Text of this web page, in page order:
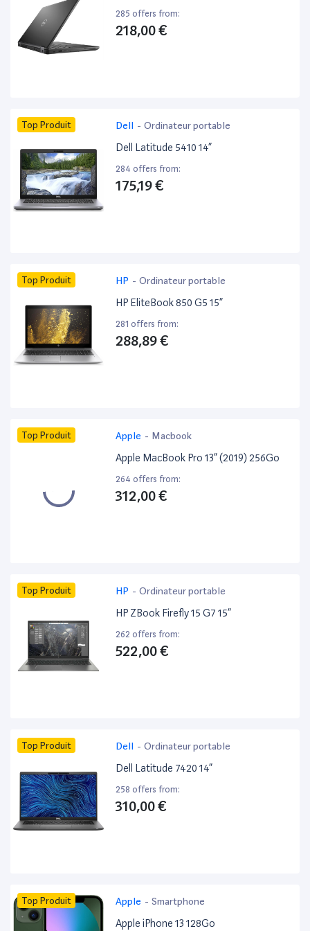
285 offers from:
218,00 €
Top Produit Dell - Ordinateur portable
Dell Latitude 5410 14”
284 offers from:
175,19 €
Top Produit HP - Ordinateur portable
HP EliteBook 850 G5 15”
281 offers from:
288,89 €
Top Produit Apple - Macbook
Apple MacBook Pro 13” (2019) 256Go
264 offers from:
312,00 €
Top Produit HP - Ordinateur portable
HP ZBook Firefly 15 G7 15”
262 offers from:
522,00 €
Top Produit Dell - Ordinateur portable
Dell Latitude 7420 14”
258 offers from:
310,00 €
Top Produit Apple - Smartphone
Apple iPhone 13 128Go